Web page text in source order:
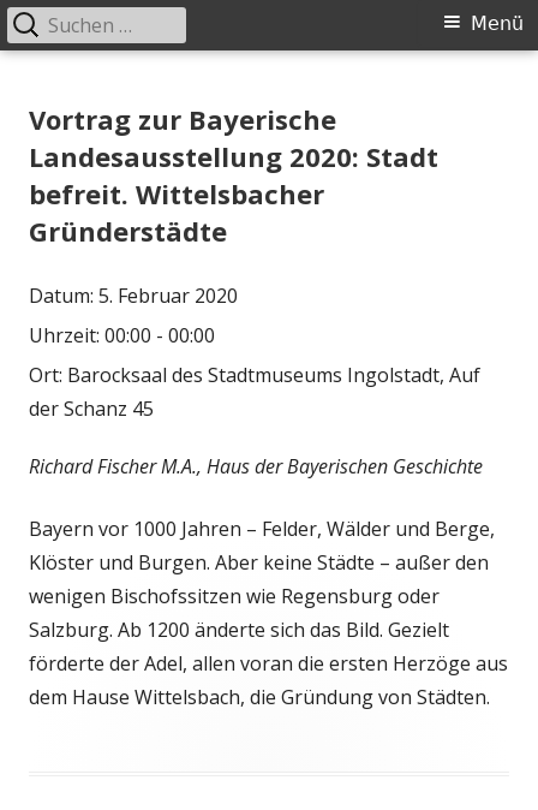
zum
Primäres
Menü
Suchen
nach:
Vortrag zur Bayerische
Landesausstellung 2020: Stadt
befreit. Wittelsbacher
Gründerstädte
Datum: 5. Februar 2020
Uhrzeit: 00:00 - 00:00
Ort: Barocksaal des Stadtmuseums Ingolstadt, Auf
der Schanz 45
Richard Fischer M.A., Haus der Bayerischen Geschichte
Bayern vor 1000 Jahren – Felder, Wälder und Berge,
Klöster und Burgen. Aber keine Städte – außer den
wenigen Bischofssitzen wie Regensburg oder
Salzburg. Ab 1200 änderte sich das Bild. Gezielt
förderte der Adel, allen voran die ersten Herzöge aus
dem Hause Wittelsbach, die Gründung von Städten.